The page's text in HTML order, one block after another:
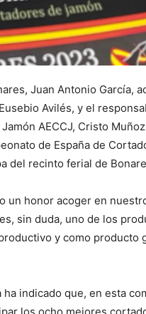
Juan Antonio García,
Avilés, y el
AECCJ, Cristo
de España de
del recinto ferial de
un honor acoger en
sin duda, uno de los
y como producto
ha indicado que, en esta